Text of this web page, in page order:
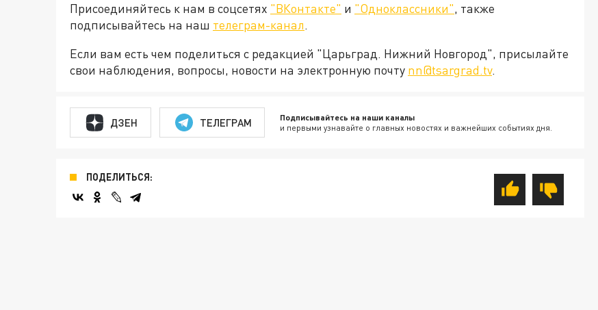
Присоединяйтесь к нам в соцсетях "ВКонтакте" и "Одноклассники", также
подписывайтесь на наш телеграм-канал.
Если вам есть чем поделиться с редакцией "Царьград. Нижний Новгород", присылайте
свои наблюдения, вопросы, новости на электронную почту nn@tsargrad.tv.
ДЗЕН ТЕЛЕГРАМ Подписывайтесь на наши каналы
и первыми узнавайте о главных новостях и важнейших событиях дня.
ПОДЕЛИТЬСЯ: